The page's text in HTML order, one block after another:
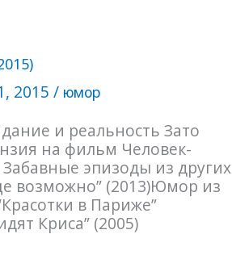
2015/ юмор
и реальность Зато
на фильм Человек-
эпизоды из других
возможно” (2013)Юмор из
в Париже”
Криса” (2005)